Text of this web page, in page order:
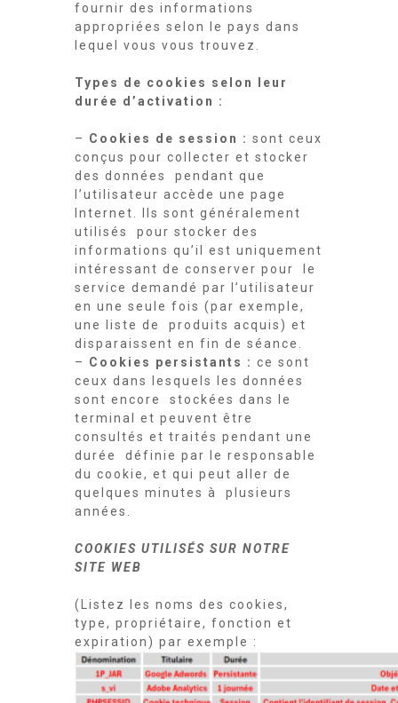
fournir des informations
appropriées selon le pays dans
lequel vous vous trouvez.
Types de cookies selon leur
durée d’activation :
– Cookies de session : sont ceux
conçus pour collecter et stocker
des données pendant que
l’utilisateur accède une page
Internet. Ils sont généralement
utilisés pour stocker des
informations qu’il est uniquement
intéressant de conserver pour le
service demandé par l’utilisateur
en une seule fois (par exemple,
une liste de produits acquis) et
disparaissent en fin de séance.
– Cookies persistants : ce sont
ceux dans lesquels les données
sont encore stockées dans le
terminal et peuvent être
consultés et traités pendant une
durée définie par le responsable
du cookie, et qui peut aller de
quelques minutes à plusieurs
années.
COOKIES UTILISÉS SUR NOTRE
SITE WEB
(Listez les noms des cookies,
type, propriétaire, fonction et
expiration) par exemple :